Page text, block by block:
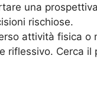
una
rischiose.
attività fisica o
Cerca